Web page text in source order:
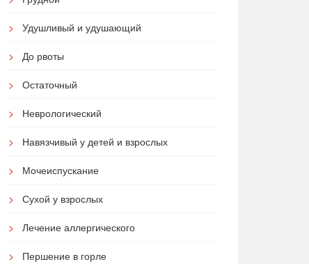
Удушливый и удушающий
До рвоты
Остаточный
Неврологический
Навязчивый у детей и взрослых
Мочеиспускание
Сухой у взрослых
Лечение аллергического
Першение в горле